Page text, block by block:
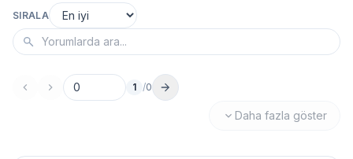
SIRALA
Sayfa no
1 /0
Daha fazla göster